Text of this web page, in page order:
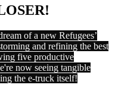
of a new Refugees’
and refining the best
five productive
now seeing tangible
the e-truck itself!